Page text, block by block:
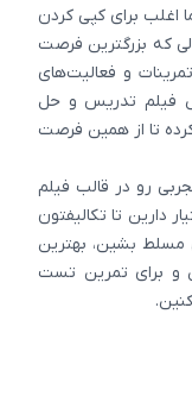
اغلب برای کپی کردن
که بزرگترین فرصت
و فعالیت‌های
فیلم تدریس و حل
تا از همین فرصت
رو در قالب فیلم
دارین تا تکالیفتون
بشین، بهترین
و برای تمرین تست